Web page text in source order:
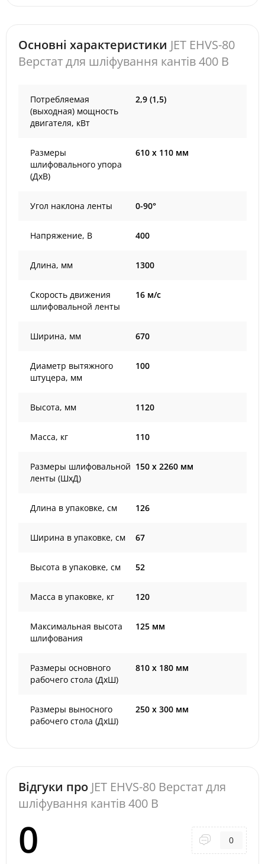
Основні характеристики JET EHVS-80
Верстат для шліфування кантів 400 В
Потребляемая
(выходная) мощность
двигателя, кВт
2,9 (1,5)
Размеры
шлифовального упора
(ДхВ)
610 х 110 мм
Угол наклона ленты 0-90°
Напряжение, В 400
Длина, мм 1300
Скорость движения
шлифовальной ленты
16 м/с
Ширина, мм 670
Диаметр вытяжного
штуцера, мм
100
Высота, мм 1120
Масса, кг 110
Размеры шлифовальной
ленты (ШхД)
150 х 2260 мм
Длина в упаковке, см 126
Ширина в упаковке, см 67
Высота в упаковке, см 52
Масса в упаковке, кг 120
Максимальная высота
шлифования
125 мм
Размеры основного
рабочего стола (ДхШ)
810 х 180 мм
Размеры выносного
рабочего стола (ДхШ)
250 х 300 мм
Відгуки про JET EHVS-80 Верстат для
шліфування кантів 400 В
0 0